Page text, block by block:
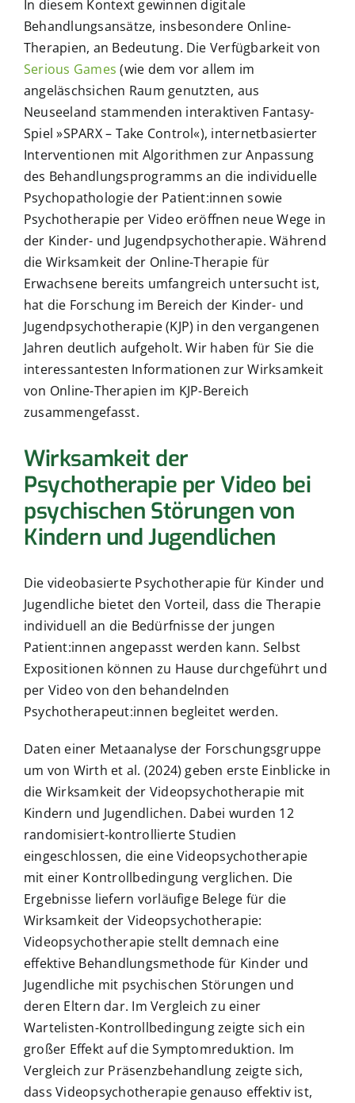
In diesem Kontext gewinnen digitale
Behandlungsansätze, insbesondere Online-
Therapien, an Bedeutung. Die Verfügbarkeit von
Serious Games (wie dem vor allem im
angeläschsichen Raum genutzten, aus
Neuseeland stammenden interaktiven Fantasy-
Spiel »SPARX – Take Control«), internetbasierter
Interventionen mit Algorithmen zur Anpassung
des Behandlungsprogramms an die individuelle
Psychopathologie der Patient:innen sowie
Psychotherapie per Video eröffnen neue Wege in
der Kinder- und Jugendpsychotherapie. Während
die Wirksamkeit der Online-Therapie für
Erwachsene bereits umfangreich untersucht ist,
hat die Forschung im Bereich der Kinder- und
Jugendpsychotherapie (KJP) in den vergangenen
Jahren deutlich aufgeholt. Wir haben für Sie die
interessantesten Informationen zur Wirksamkeit
von Online-Therapien im KJP-Bereich
zusammengefasst.
Wirksamkeit der
Psychotherapie per Video bei
psychischen Störungen von
Kindern und Jugendlichen
Die videobasierte Psychotherapie für Kinder und
Jugendliche bietet den Vorteil, dass die Therapie
individuell an die Bedürfnisse der jungen
Patient:innen angepasst werden kann. Selbst
Expositionen können zu Hause durchgeführt und
per Video von den behandelnden
Psychotherapeut:innen begleitet werden.
Daten einer Metaanalyse der Forschungsgruppe
um von Wirth et al. (2024) geben erste Einblicke in
die Wirksamkeit der Videopsychotherapie mit
Kindern und Jugendlichen. Dabei wurden 12
randomisiert-kontrollierte Studien
eingeschlossen, die eine Videopsychotherapie
mit einer Kontrollbedingung verglichen. Die
Ergebnisse liefern vorläufige Belege für die
Wirksamkeit der Videopsychotherapie:
Videopsychotherapie stellt demnach eine
effektive Behandlungsmethode für Kinder und
Jugendliche mit psychischen Störungen und
deren Eltern dar. Im Vergleich zu einer
Wartelisten-Kontrollbedingung zeigte sich ein
großer Effekt auf die Symptomreduktion. Im
Vergleich zur Präsenzbehandlung zeigte sich,
dass Videopsychotherapie genauso effektiv ist,